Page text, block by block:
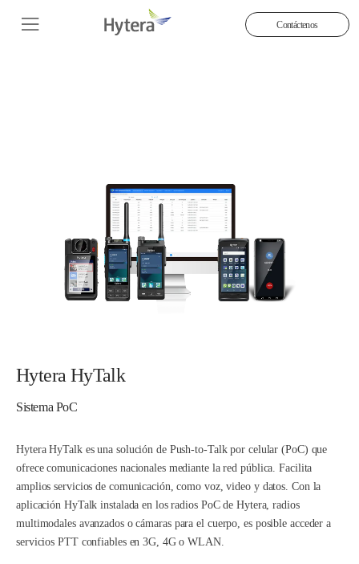
Contáctenos
Hytera HyTalk
Sistema PoC
Hytera HyTalk es una solución de Push-to-Talk por celular (PoC) que
ofrece comunicaciones nacionales mediante la red pública. Facilita
amplios servicios de comunicación, como voz, video y datos. Con la
aplicación HyTalk instalada en los radios PoC de Hytera, radios
multimodales avanzados o cámaras para el cuerpo, es posible acceder a
servicios PTT confiables en 3G, 4G o WLAN.